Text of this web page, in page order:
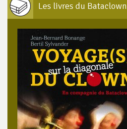
Les livres du Bataclown